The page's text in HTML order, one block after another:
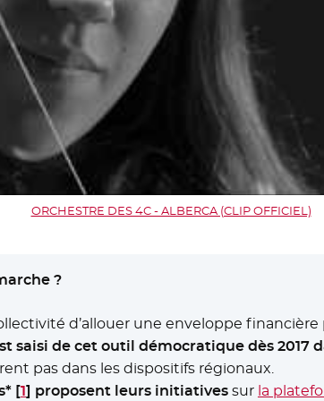
ORCHESTRE DES 4C - ALBERCA (CLIP OFFICIEL)
?
d’allouer une enveloppe
saisi de cet outil démocratique dès 2017
pas dans les dispositifs régionaux.
[1] proposent leurs initiativessur la